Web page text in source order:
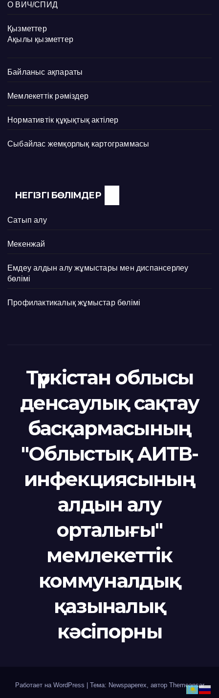
О ВИЧ/СПИД
Қызметтер
Ақылы қызметтер
Байланыс ақпараты
Мемлекеттік рәміздер
Нормативтік құқықтық актілер
Сыбайлас жемқорлық картограммасы
НЕГІЗГІ БӨЛІМДЕР
Сатып алу
Мекенжай
Емдеу алдын алу жұмыстары мен диспансерлеу
бөлімі
Профилактикалық жұмыстар бөлімі
Түркістан облысы
денсаулық сақтау
басқармасының
"Облыстық АИТВ-
инфекциясының
алдын алу
орталығы"
мемлекеттік
коммуналдық
қазыналық
кәсіпорны
Работает на WordPress Тема: Newspaperex, автор Themeansar